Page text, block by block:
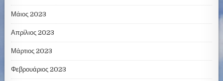
Μάιος 2023
Απρίλιος 2023
Μάρτιος 2023
Φεβρουάριος 2023